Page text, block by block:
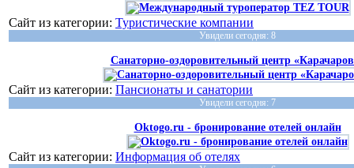
Сайт из категории: Туристические компании
Увидели сегодня: 8
Санаторно-оздоровительный центр
Сайт из категории: Пансионаты и санатории
Увидели сегодня: 7
Oktogo.ru - бронирование отелей онлайн
Сайт из категории: Информация об отелях